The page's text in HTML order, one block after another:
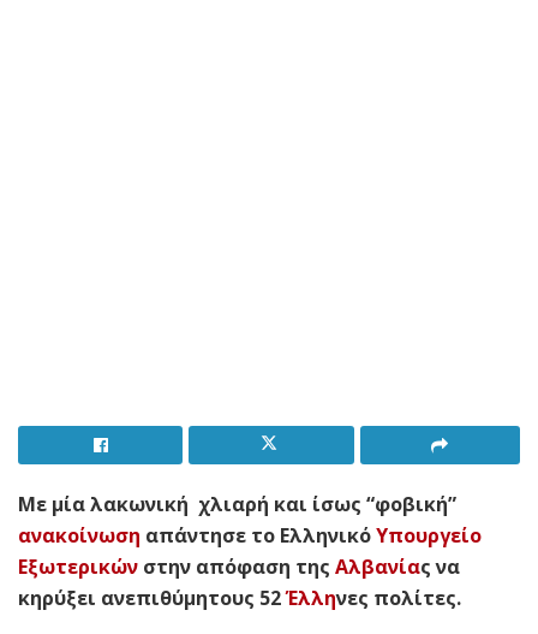
Με μία λακωνική χλιαρή και ίσως “φοβική”
ανακοίνωση απάντησε το ΕλληνικόΥπουργείο
Εξωτερικών στην απόφαση της Αλβανίας να
κηρύξει ανεπιθύμητους 52Έλληνες πολίτες.